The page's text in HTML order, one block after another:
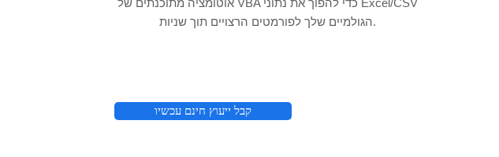
אוטומציה מתוכנתים של VBA כדי להפוך את נתוני Excel/CSV
הגולמיים שלך לפורמטים הרצויים תוך שניות.
קבל ייעוץ חינם עכשיו